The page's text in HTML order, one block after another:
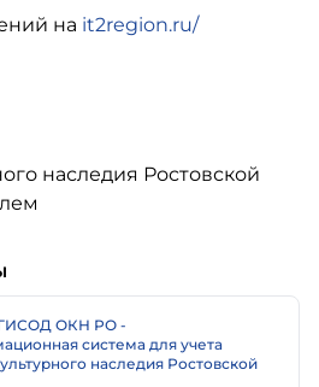
на it2region.ru/
ОКН РО -
система для учета
наследия Ростовской